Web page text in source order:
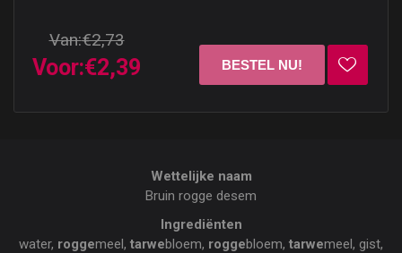
Van:€2,73
Voor:€2,39
Wettelijke naam
Bruin rogge desem
Ingrediënten
water, roggemeel, tarwebloem, roggebloem, tarwemeel, gist,